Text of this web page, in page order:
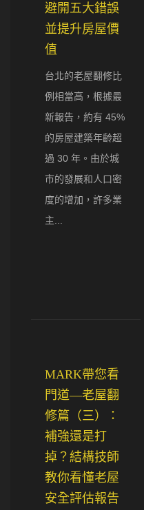
避開五大錯誤
並提升房屋價
值
台北的老屋翻修比
例相當高，根據最
新報告，約有 45%
的房屋建築年齡超
過 30 年。由於城
市的發展和人口密
度的增加，許多業
主...
MARK帶您看
門道—老屋翻
修篇（三）：
補強還是打
掉？結構技師
教你看懂老屋
安全評估報告